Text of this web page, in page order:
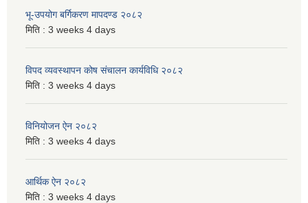
भू-उपयोग बर्गिकरण मापदण्ड २०८२
मिति : 3 weeks 4 days
विपद व्यवस्थापन कोष संचालन कार्यविधि २०८२
मिति : 3 weeks 4 days
विनियोजन ऐन २०८२
मिति : 3 weeks 4 days
आर्थिक ऐन २०८२
मिति : 3 weeks 4 days